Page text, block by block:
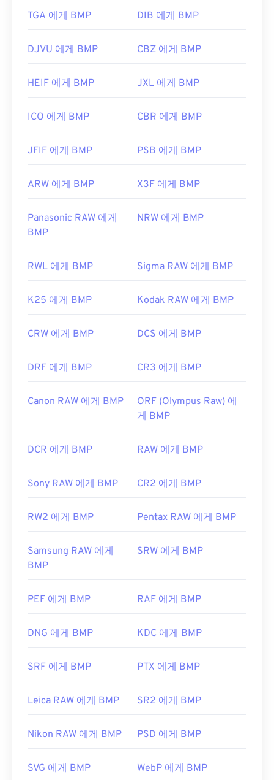
유용한 링크:
https://docs.microsoft.com/en-
TGA 에게 BMP DIB 에게 BMP
DJVU 에게 BMP CBZ 에게 BMP
HEIF 에게 BMP JXL 에게 BMP
ICO 에게 BMP CBR 에게 BMP
JFIF 에게 BMP PSB 에게 BMP
ARW 에게 BMP X3F 에게 BMP
Panasonic RAW 에게
BMP
NRW 에게 BMP
RWL 에게 BMP Sigma RAW 에게 BMP
K25 에게 BMP Kodak RAW 에게 BMP
CRW 에게 BMP DCS 에게 BMP
DRF 에게 BMP CR3 에게 BMP
Canon RAW 에게 BMP
ORF (Olympus Raw) 에
게 BMP
DCR 에게 BMP RAW 에게 BMP
Sony RAW 에게 BMP CR2 에게 BMP
RW2 에게 BMP Pentax RAW 에게 BMP
Samsung RAW 에게
BMP
SRW 에게 BMP
PEF 에게 BMP RAF 에게 BMP
DNG 에게 BMP KDC 에게 BMP
SRF 에게 BMP PTX 에게 BMP
Leica RAW 에게 BMP SR2 에게 BMP
Nikon RAW 에게 BMP PSD 에게 BMP
SVG 에게 BMP WebP 에게 BMP